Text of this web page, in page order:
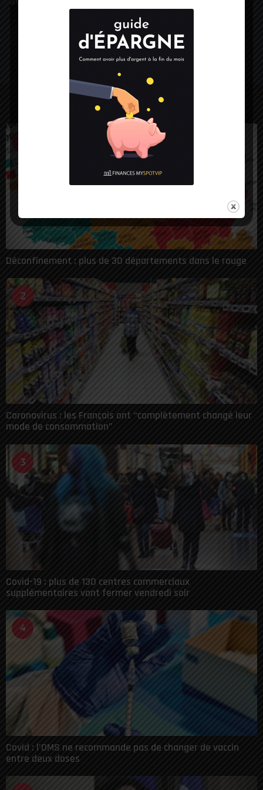
LES PLUS VUES
Déconfinement : plus de 30 départements dans le rouge
2
Coronavirus : les Français ont “complètement changé leur
mode de consommation”
3
Covid-19 : plus de 130 centres commerciaux
supplémentaires vont fermer vendredi soir
4
Covid : l’OMS ne recommande pas de changer de vaccin
entre deux doses